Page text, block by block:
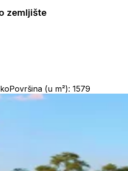
zemljište
Površina (u m²): 1579